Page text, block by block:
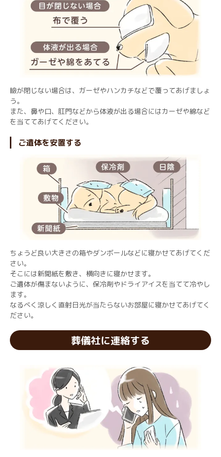
瞼が閉じない場合は、ガーゼやハンカチなどで覆ってあげましょ
う。
また、鼻や口、肛門などから体液が出る場合にはカーゼや綿など
を当ててあげてください。
ご遺体を安置する
ちょうど良い大きさの箱やダンボールなどに寝かせてあげてくだ
さい。
そこには新聞紙を敷き、横向きに寝かせます。
ご遺体が傷まないように、保冷剤やドライアイスを当てて冷やし
ます。
なるべく涼しく直射日光が当たらないお部屋に寝かせてあげてく
ださい。
葬儀社に連絡する